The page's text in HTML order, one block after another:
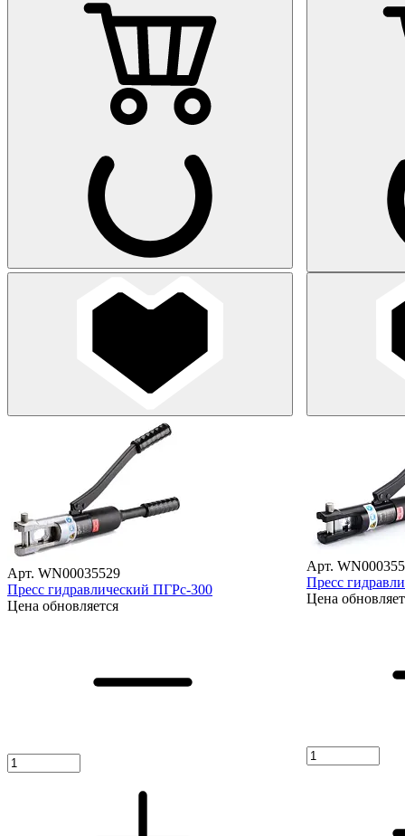
Арт. WN00035529
Пресс гидравлический ПГРс-300
Цена обновляется
Арт.
Пресс
Цена